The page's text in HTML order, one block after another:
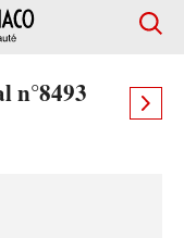
n°8493